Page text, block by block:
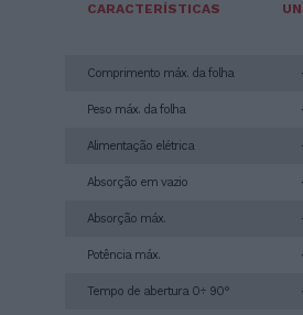
CARACTERÍSTICAS
Comprimento máx. da folha
Peso máx. da folha
Alimentação elétrica
Absorção em vazio
Absorção máx.
Potência máx.
Tempo de abertura 0÷ 90°